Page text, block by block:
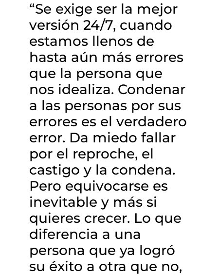
“Se exige ser la mejor
versión 24/7, cuando
estamos llenos de
hasta aún más errores
que la persona que
nos idealiza. Condenar
a las personas por sus
errores es el verdadero
error. Da miedo fallar
por el reproche, el
castigo y la condena.
Pero equivocarse es
inevitable y más si
quieres crecer. Lo que
diferencia a una
persona que ya logró
su éxito a otra que no,